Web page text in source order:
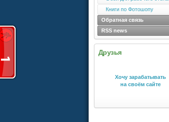
Книги по Фотошопу
Обратная связь
RSS news
Друзья
Хочу зарабатывать
на своём сайте